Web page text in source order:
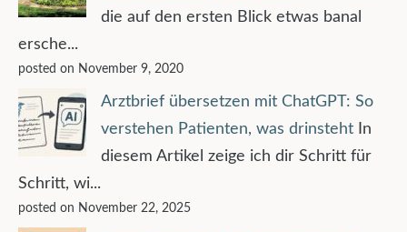
die auf den ersten Blick etwas banal
ersche...
posted on November 9, 2020
Arztbrief übersetzen mit ChatGPT: So
verstehen Patienten, was drinsteht
In
diesem Artikel zeige ich dir Schritt für
Schritt, wi...
posted on November 22, 2025